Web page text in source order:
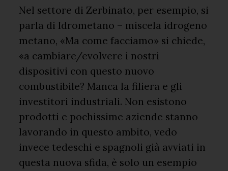
Nel settore di Zerbinato, per esempio, si
parla di Idrometano – miscela idrogeno
metano, «Ma come facciamo» si chiede,
«a cambiare/evolvere i nostri
dispositivi con questo nuovo
combustibile? Manca la filiera e gli
investitori industriali. Non esistono
prodotti e pochissime aziende stanno
lavorando in questo ambito, vedo
invece tedeschi e spagnoli già avviati in
questa nuova sfida, è solo un esempio